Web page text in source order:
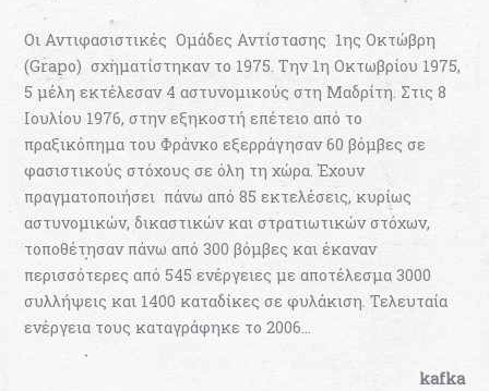
Οι Αντιφασιστικές Ομάδες Αντίστασης 1ης Οκτώβρη
(Grapo) σχηματίστηκαν το 1975. Την 1η Οκτωβρίου 1975,
5 μέλη εκτέλεσαν 4 αστυνομικούς στη Μαδρίτη. Στις 8
Ιουλίου 1976, στην εξηκοστή επέτειο από το
πραξικόπημα του Φράνκο εξερράγησαν 60 βόμβες σε
φασιστικούς στόχους σε όλη τη χώρα. Έχουν
πραγματοποιήσει πάνω από 85 εκτελέσεις, κυρίως
αστυνομικών, δικαστικών και στρατιωτικών στόχων,
τοποθέτησαν πάνω από 300 βόμβες και έκαναν
περισσότερες από 545 ενέργειες με αποτέλεσμα 3000
συλλήψεις και 1400 καταδίκες σε φυλάκιση. Τελευταία
ενέργεια τους καταγράφηκε το 2006…
kafka